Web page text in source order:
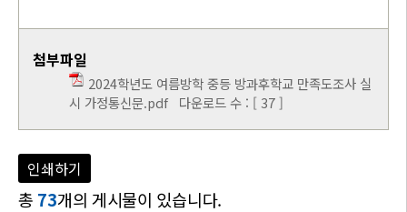
첨부파일
2024학년도 여름방학 중등 방과후학교 만족도조사 실
시 가정통신문.pdf다운로드 수 : [ 37 ]
인쇄하기
총 73개의 게시물이 있습니다.